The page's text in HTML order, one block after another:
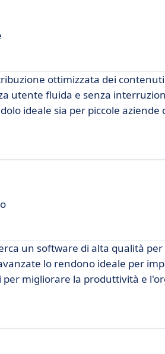
ottimizzata dei
utente fluida e senza
ideale sia per piccole aziende
un software di alta qualità
lo rendono ideale per
migliorare la produttività e